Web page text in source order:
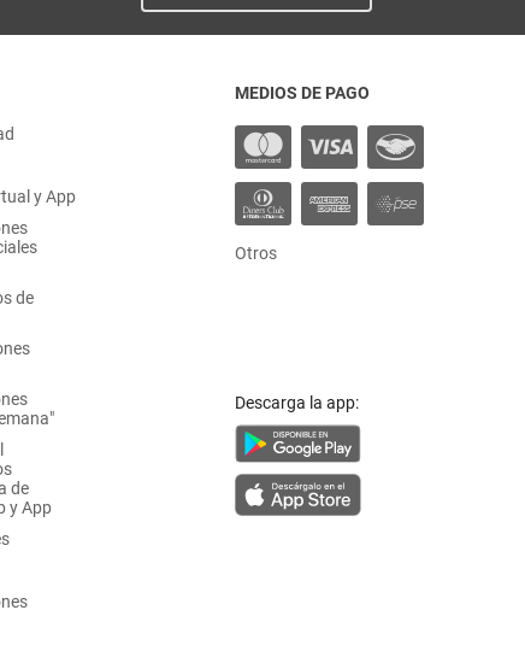
y App
de
de
y App
MEDIOS DE PAGO
Otros
Descarga la app: